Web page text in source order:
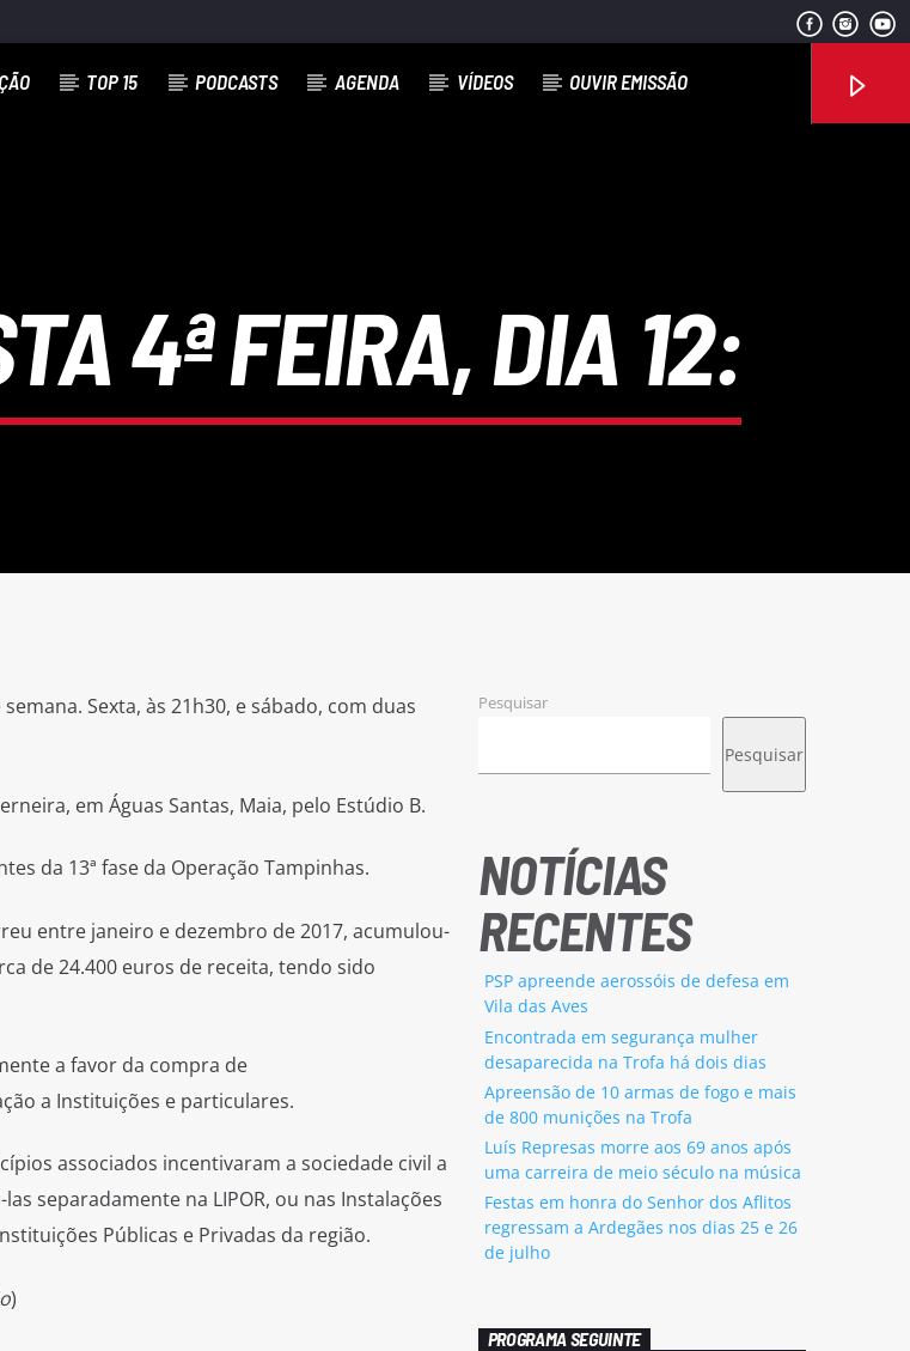
TOP 15 PODCASTS AGENDA VÍDEOS OUVIR EMISSÃO
4ª FEIRA, DIA 12:
Sexta, às 21h30, e sábado, com duas
em Águas Santas, Maia, pelo Estúdio B.
da 13ª fase da Operação Tampinhas.
entre janeiro e dezembro de 2017, acumulou-
de 24.400 euros de receita, tendo sido
a favor da compra de
a Instituições e particulares.
associados incentivaram a sociedade civil a
separadamente na LIPOR, ou nas Instalações
Públicas e Privadas da região.
)
Pesquisar
Pesquisar
NOTÍCIAS
RECENTES
PSP apreende aerossóis de defesa em
Vila das Aves
Encontrada em segurança mulher
desaparecida na Trofa há dois dias
Apreensão de 10 armas de fogo e mais
de 800 munições na Trofa
Luís Represas morre aos 69 anos após
uma carreira de meio século na música
Festas em honra do Senhor dos Aflitos
regressam a Ardegães nos dias 25 e 26
de julho
PROGRAMA SEGUINTE